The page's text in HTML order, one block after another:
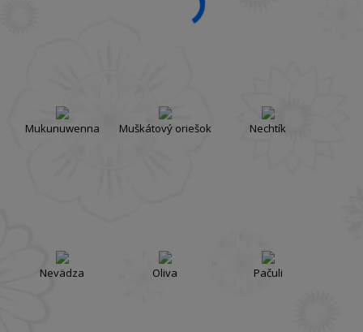
Mukunuwenna Muškátový oriešok Nechtík
Nevädza Oliva Pačuli